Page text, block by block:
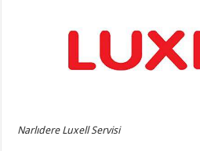
Narlıdere Luxell Servisi